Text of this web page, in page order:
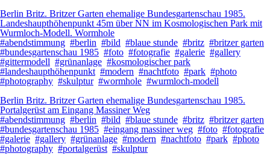
Berlin Britz. Britzer Garten ehemalige Bundesgartenschau 1985.
Landeshaupthöhenpunkt 45m über NN im Kosmologischen Park mit
Wurmloch-Modell. Wormhole
#abendstimmung #berlin #bild #blaue stunde #britz #britzer garten
#bundesgartenschau 1985 #foto #fotografie #galerie #gallery
#gittermodell #grünanlage #kosmologischer park
#landeshaupthöhenpunkt #modern #nachtfoto #park #photo
#photography #skulptur #wormhole #wurmloch-modell
Berlin Britz. Britzer Garten ehemalige Bundesgartenschau 1985.
Portalgerüst am Eingang Massiner Weg
#abendstimmung #berlin #bild #blaue stunde #britz #britzer garten
#bundesgartenschau 1985 #eingang massiner weg #foto #fotografie
#galerie #gallery #grünanlage #modern #nachtfoto #park #photo
#photography #portalgerüst #skulptur